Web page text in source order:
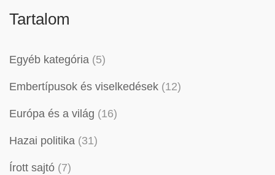
Tartalom
Egyéb kategória (5)
Embertípusok és viselkedések (12)
Európa és a világ (16)
Hazai politika (31)
Írott sajtó (7)